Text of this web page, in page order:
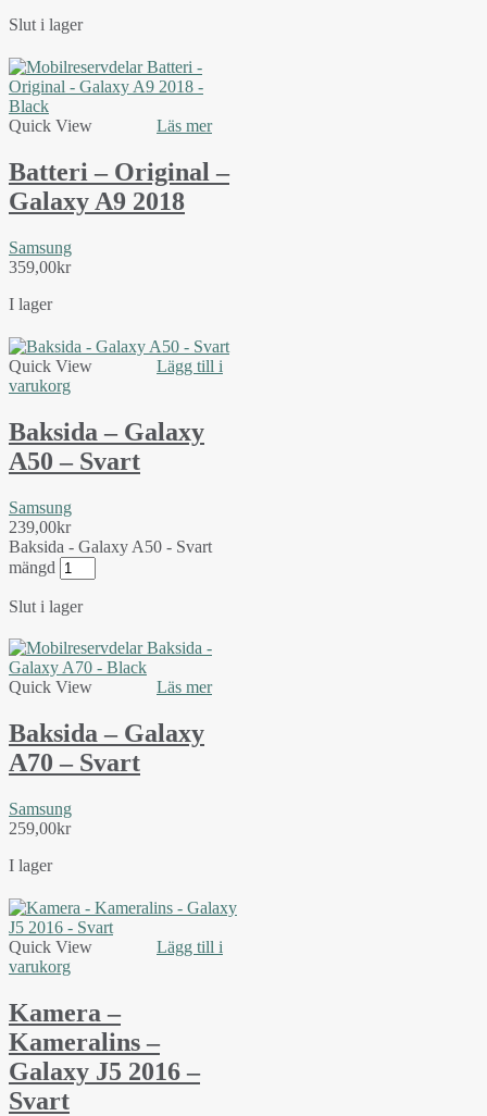
Slut i lager
Quick View Läs mer
Batteri – Original –
Galaxy A9 2018
Samsung
359,00kr
I lager
Quick View
Lägg till i
varukorg
Baksida – Galaxy
A50 – Svart
Samsung
239,00kr
Baksida - Galaxy A50 - Svart
mängd
Slut i lager
Quick View Läs mer
Baksida – Galaxy
A70 – Svart
Samsung
259,00kr
I lager
Quick View
Lägg till i
varukorg
Kamera –
Kameralins –
Galaxy J5 2016 –
Svart